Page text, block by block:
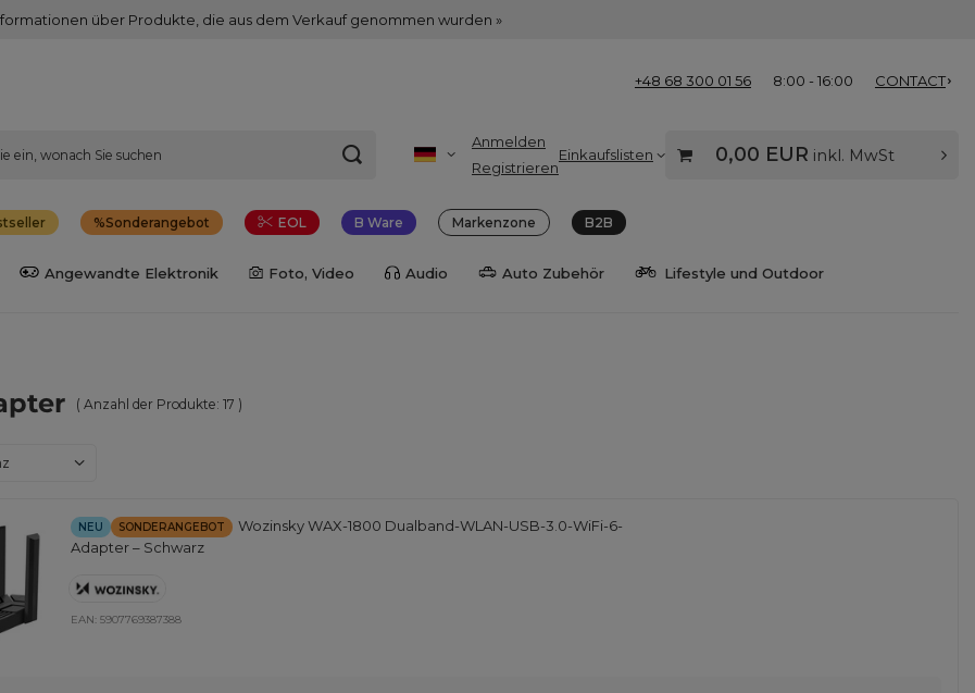
über Produkte, die aus dem Verkauf genommen wurden »
+48 68 300 01 56 8:00 - 16:00 CONTACT
Anmelden
Registrieren
Einkaufslisten 0,00 EUR inkl. MwSt
Sonderangebot EOL B Ware Markenzone B2B
Angewandte Elektronik Foto, Video Audio Auto Zubehör Lifestyle und Outdoor
( Anzahl der Produkte: 17 )
NEU SONDERANGEBOT
Wozinsky WAX-1800 Dualband-WLAN-USB-3.0-WiFi-6-
Adapter – Schwarz
EAN: 5907769387388